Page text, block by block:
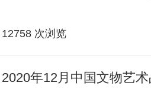
12758 次浏览
2020年12月中国文物艺